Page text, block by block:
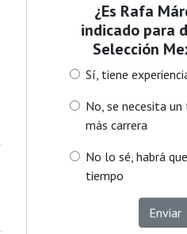
¿Es Rafa
indicado para
Selección
Sí, tiene
No, se necesita
más carrera
No lo sé, habrá
tiempo
Enviar